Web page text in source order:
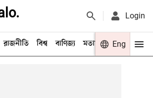
Login
রাজনীতি বিশ্ব বাণিজ্য মতামত খেলা
Eng